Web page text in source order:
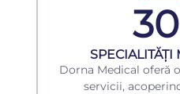
​SPECIALITĂȚI
Dorna Medical oferă
servicii,